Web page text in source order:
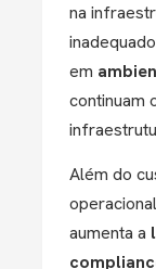
na
em
continuam
Além do
aumenta a